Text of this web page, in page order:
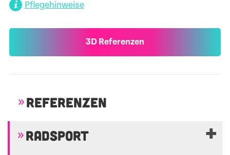
Pflegehinweise
3D Referenzen
REFERENZEN
RADSPORT